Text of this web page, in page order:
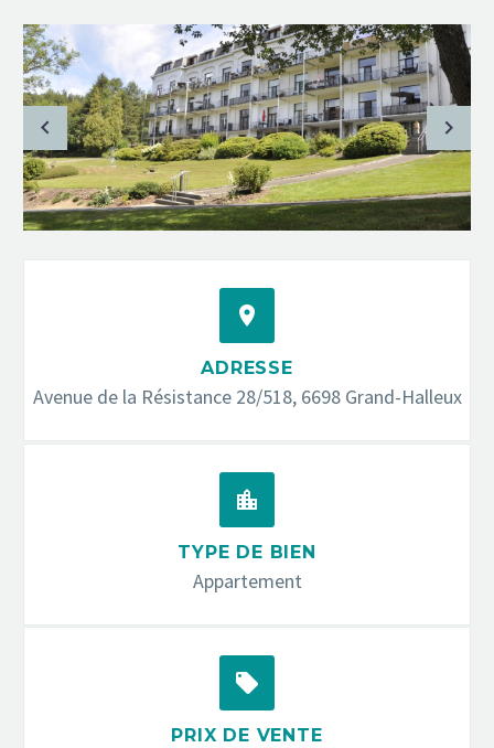


ADRESSE
Avenue de la Résistance 28/518, 6698 Grand-Halleux


TYPE DE BIEN
Appartement


PRIX DE VENTE